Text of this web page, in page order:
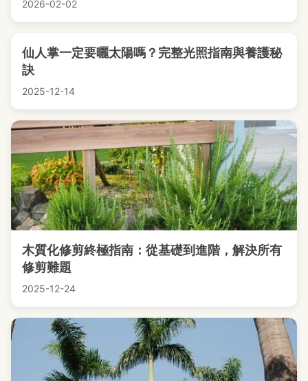
2026-02-02
仙人掌一定要曬太陽嗎？完整光照指南與養護秘
訣
2025-12-14
木質化修剪終極指南：從基礎到進階，解決所有
修剪難題
2025-12-24